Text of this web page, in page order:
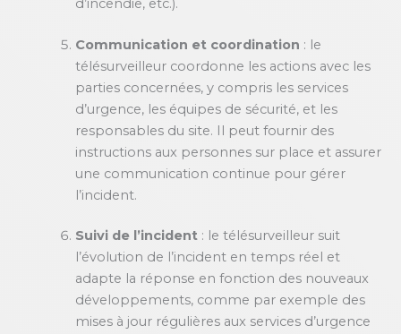
d’incendie, etc.).
Communication et coordination : le
télésurveilleur coordonne les actions avec les
parties concernées, y compris les services
d’urgence, les équipes de sécurité, et les
responsables du site. Il peut fournir des
instructions aux personnes sur place et assurer
une communication continue pour gérer
l’incident.
Suivi de l’incident: le télésurveilleur suit
l’évolution de l’incident en temps réel et
adapte la réponse en fonction des nouveaux
développements, comme par exemple des
mises à jour régulières aux services d’urgence